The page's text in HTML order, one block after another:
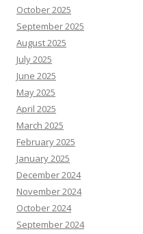
October 2025
September 2025
August 2025
July 2025
June 2025
May 2025
April 2025
March 2025
February 2025
January 2025
December 2024
November 2024
October 2024
September 2024